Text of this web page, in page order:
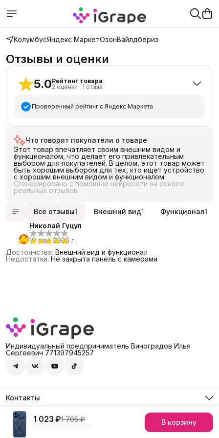
КолумбусЯндекс МаркетОзонВайлдбериз
Отзывы и оценки
5.0Рейтинг товара
2 оценки · 1 отзыв
Проверенный рейтинг с Яндекс Маркета
4 звезды
3 звезды
2 звезды
0
1 звезда
Что говорят покупатели о товаре
Этот товар впечатляет своим внешним видом и
функционалом, что делает его привлекательным
выбором для покупателей. В целом, этот товар может
быть хорошим выбором для тех, кто ищет устройство
с хорошим внешним видом и функционалом.
Сгенерировано с помощью нейросети на основе
реальных отзывов
Все отзывы1 Внешний вид1 Функционал1
Николай Гуцул
19 мая 2026 г.
Достоинства: Внешний вид и функционал
Недостатки: Не закрыта панель с камерами
1 023 ₽1 705 ₽ В корзину
Индивидуальный предприниматель Виноградов Илья
Сергеевич 771397945257
Контакты
Адрес
Россия, 127474, Москва, г. Москва, ул. Дмитровское шоссе,
д. 60А
Телефон
8 (903) 290-03-88
© iGrape Group 2026Оплата Правила возврата